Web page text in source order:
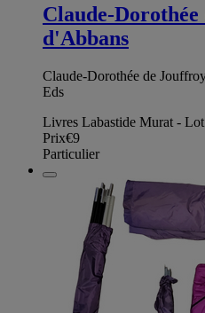
Claude-
d'Abbans
Claude-Dorothée de
Eds
Livres Labastide Murat - Lot
Prix€9
Particulier